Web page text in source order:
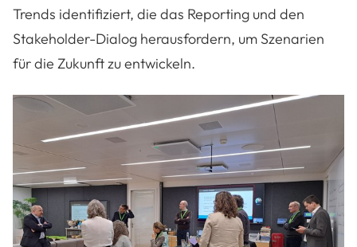
Trends identifiziert, die das Reporting und den
Stakeholder-Dialog herausfordern, um Szenarien
für die Zukunft zu entwickeln.